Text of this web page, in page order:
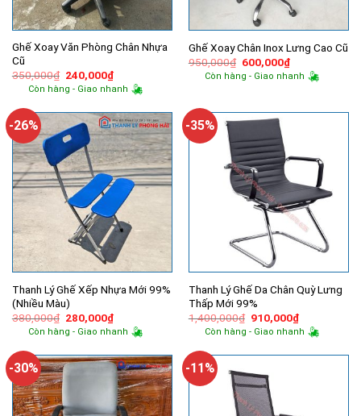
Ghế Xoay Văn Phòng Chân Nhựa
Cũ
350,000₫ Giá
gốc
là:
240,000₫Giá
hiện
tại
240,000₫.
Còn hàng - Giao nhanh
Ghế Xoay Chân Inox Lưng Cao Cũ
950,000₫ Giá
gốc
là:
600,000₫Giá
hiện
tại
Còn hàng - Giao nhanh
-26%
Thanh Lý Ghế Xếp Nhựa Mới 99%
(Nhiều Màu)
380,000₫ Giá
gốc
là:
280,000₫Giá
hiện
tại
280,000₫.
Còn hàng - Giao nhanh
-35%
Thanh Lý Ghế Da Chân Quỳ Lưng
Thấp Mới 99%
1,400,000₫ Giá
gốc
là:
910,000₫Giá
hiện
tại
910,000₫.
Còn hàng - Giao nhanh
-30% -11%